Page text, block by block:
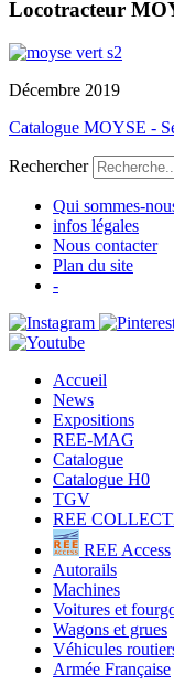
Locotracteur
Décembre 2019
Catalogue MOYSE -
Rechercher
Qui sommes-
infos légales
Nous contacter
Plan du site
-
Accueil
News
Expositions
REE-MAG
Catalogue
Catalogue H0
TGV
REE
REE Access
Autorails
Machines
Voitures et
Wagons et grues
Véhicules
Armée Française